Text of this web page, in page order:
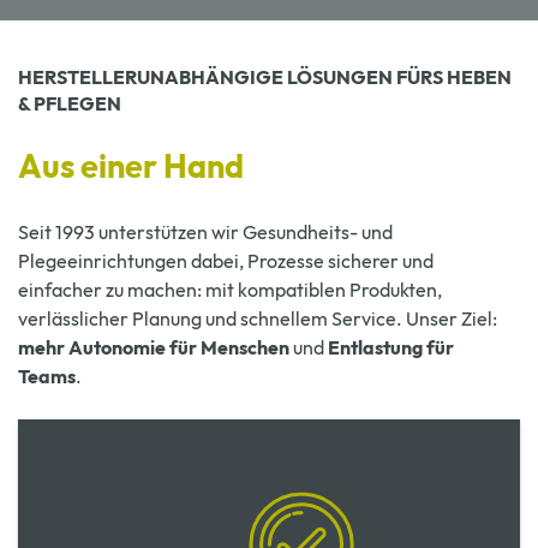
HERSTELLERUNABHÄNGIGE LÖSUNGEN FÜRS HEBEN
& PFLEGEN
Aus einer Hand
Seit 1993 unterstützen wir Gesundheits- und
Plegeeinrichtungen dabei, Prozesse sicherer und
einfacher zu machen: mit kompatiblen Produkten,
verlässlicher Planung und schnellem Service. Unser Ziel:
mehr Autonomie für Menschenund Entlastung für
Teams.